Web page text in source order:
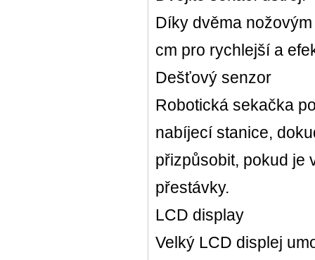
Díky dvěma
cm pro rychlejší a
Dešťový senzor
Robotická sekačka
nabíjecí stanice,
přizpůsobit, pokud je
přestávky.
LCD display
Velký LCD displej